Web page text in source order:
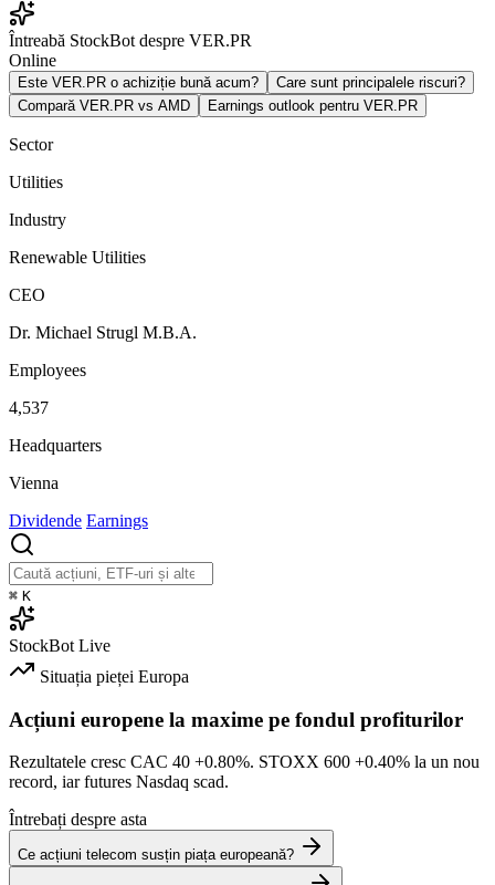
Întreabă StockBot despre VER.PR
Online
Este VER.PR o achiziție bună acum?
Care sunt principalele riscuri?
Compară VER.PR vs AMD
Earnings outlook pentru VER.PR
Sector
Utilities
Industry
Renewable Utilities
CEO
Dr. Michael Strugl M.B.A.
Employees
4,537
Headquarters
Vienna
Dividende Earnings
⌘ K
StockBot Live
Situația pieței Europa
Acțiuni europene la maxime pe fondul profiturilor
Rezultatele cresc CAC 40 +0.80%. STOXX 600 +0.40% la un nou
record, iar futures Nasdaq scad.
Întrebați despre asta
Ce acțiuni telecom susțin piața europeană?